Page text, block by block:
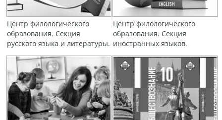
Центр филологического
образования. Секция
русского языка и литературы.
Центр филологического
образования. Секция
иностранных языков.